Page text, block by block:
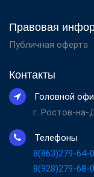
Правовая
Публичная оферта
Контакты
Головной
г. Ростов-на-
Телефоны
8(863)279-64-
8(928)279-68-